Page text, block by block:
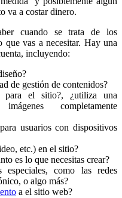
va a costar dinero.
cuando se trata de los
vas a necesitar. Hay una
incluyendo:
de gestión de contenidos?
para el sitio?, ¿utiliza una
completamente
usuarios con dispositivos
etc.) en el sitio?
es lo que necesitas crear?
especiales, como las redes
o algo más?
a el sitio web?